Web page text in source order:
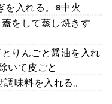
を入れる。※中火
をして蒸し焼きす
りんごと醤油を入れ
いて皮ごと
味料を入れる。